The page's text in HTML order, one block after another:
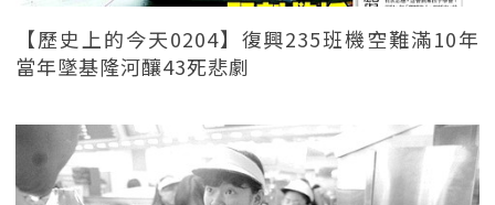
【歷史上的今天0204】復興235班機空難滿10年
當年墜基隆河釀43死悲劇